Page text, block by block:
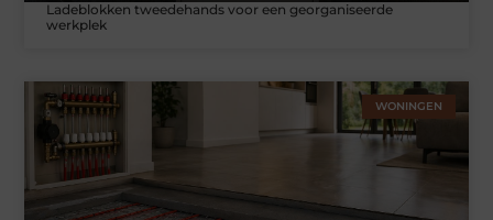
Ladeblokken tweedehands voor een georganiseerde
werkplek
WONINGEN